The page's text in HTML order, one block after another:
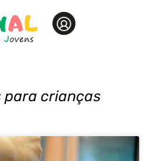
para crianças